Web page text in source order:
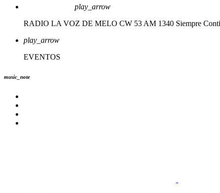
play_arrow
RADIO LA VOZ DE MELO CW 53 AM 1340 Siempre
play_arrow
EVENTOS
music_note